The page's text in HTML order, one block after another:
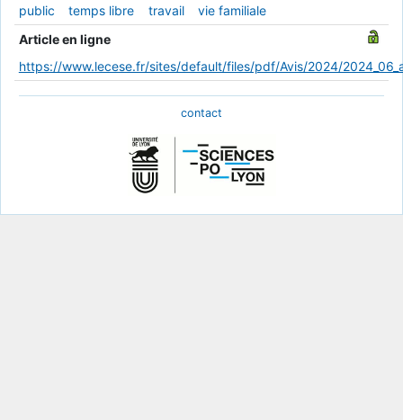
public
temps libre travail
vie familiale
Article en ligne
https://www.lecese.fr/sites/default/files/pdf/Avis/2024/
contact